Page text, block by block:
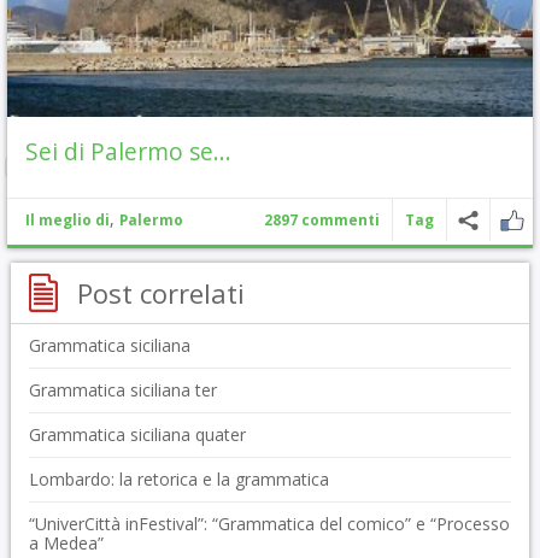
Sei di Palermo se…
Il meglio di, Palermo 2897 commenti Tag
Post correlati
Grammatica siciliana
Grammatica siciliana ter
Grammatica siciliana quater
Lombardo: la retorica e la grammatica
“UniverCittà inFestival”: “Grammatica del comico” e “Processo
a Medea”